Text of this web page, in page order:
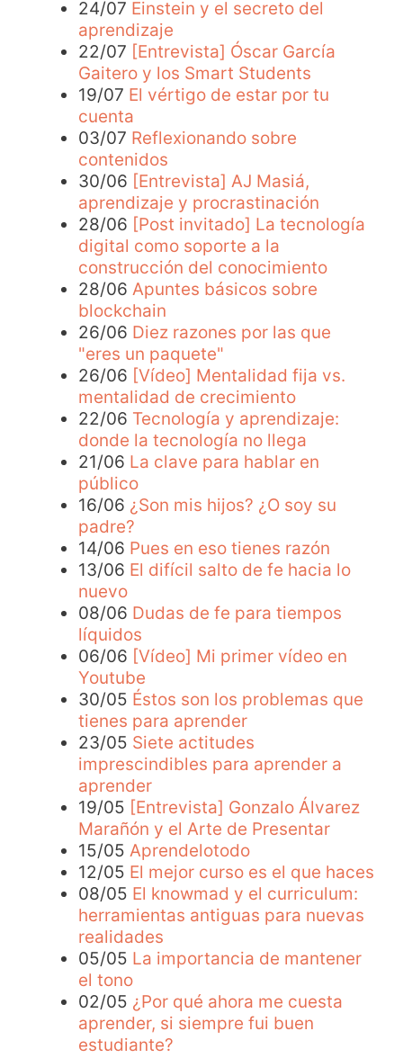
24/07 Einstein y el secreto del
aprendizaje
22/07 [Entrevista] Óscar García
Gaitero y los Smart Students
19/07 El vértigo de estar por tu
cuenta
03/07 Reflexionando sobre
contenidos
30/06 [Entrevista] AJ Masiá,
aprendizaje y procrastinación
28/06 [Post invitado] La tecnología
digital como soporte a la
construcción del conocimiento
28/06 Apuntes básicos sobre
blockchain
26/06 Diez razones por las que
"eres un paquete"
26/06 [Vídeo] Mentalidad fija vs.
mentalidad de crecimiento
22/06 Tecnología y aprendizaje:
donde la tecnología no llega
21/06 La clave para hablar en
público
16/06 ¿Son mis hijos? ¿O soy su
padre?
14/06 Pues en eso tienes razón
13/06 El difícil salto de fe hacia lo
nuevo
08/06 Dudas de fe para tiempos
líquidos
06/06 [Vídeo] Mi primer vídeo en
Youtube
30/05 Éstos son los problemas que
tienes para aprender
23/05 Siete actitudes
imprescindibles para aprender a
aprender
19/05 [Entrevista] Gonzalo Álvarez
Marañón y el Arte de Presentar
15/05 Aprendelotodo
12/05 El mejor curso es el que haces
08/05 El knowmad y el curriculum:
herramientas antiguas para nuevas
realidades
05/05 La importancia de mantener
el tono
02/05 ¿Por qué ahora me cuesta
aprender, si siempre fui buen
estudiante?